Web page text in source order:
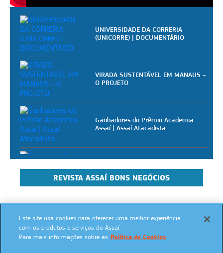
UNIVERSIDADE DA CORRERIA
(UNICORRE) | DOCUMENTÁRIO
VIRADA SUSTENTÁVEL EM MANAUS –
O PROJETO
Ganhadores do Prêmio Academia
Assaí | Assaí Atacadista
Academia Assaí - Vídeoaulas
gratuitas para pizzaiolos
Academia Assaí - Vídeoaulas
REVISTA ASSAÍ BONS NEGÓCIOS
SIGA NAS REDES SOCIAIS:
Este site usa cookies para oferecer uma melhor experiência
com os produtos e serviços do Assaí.
Para mais informações sobre as Política de Cookies